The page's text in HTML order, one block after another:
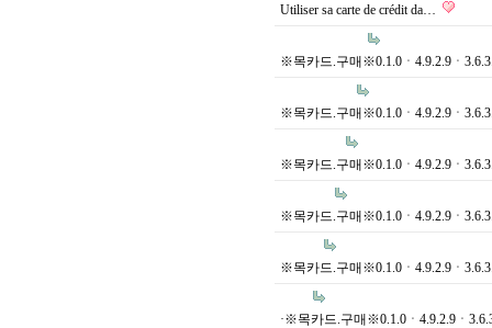
Utiliser sa carte de crédit da…
※목카드.구매※0.1.0ㆍ4.9.2.9ㆍ
※목카드.구매※0.1.0ㆍ4.9.2.9ㆍ
※목카드.구매※0.1.0ㆍ4.9.2.9ㆍ
※목카드.구매※0.1.0ㆍ4.9.2.9ㆍ
※목카드.구매※0.1.0ㆍ4.9.2.9ㆍ
·※목카드.구매※0.1.0ㆍ4.9.2.9ㆍ